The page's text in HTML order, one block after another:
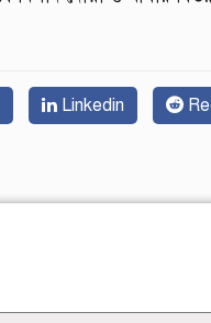
Linkedin